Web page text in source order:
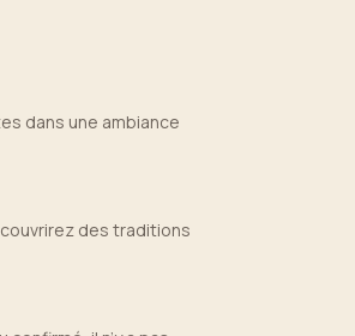
dans une ambiance
des traditions